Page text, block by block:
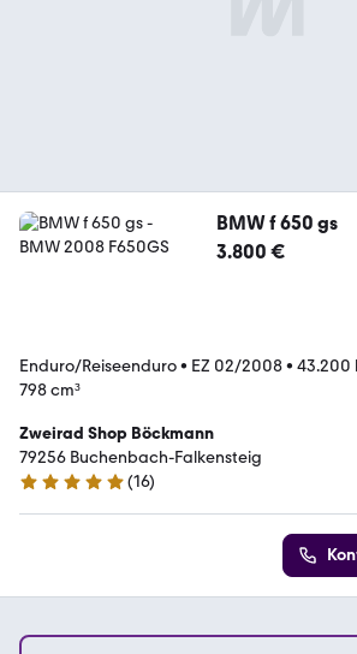
BMW f 650 gs
3.800 €
Enduro/Reiseenduro• EZ 02/2008• 43.200
798 cm³
Zweirad Shop Böckmann
79256 Buchenbach-Falkensteig
5 Sterne
(16)